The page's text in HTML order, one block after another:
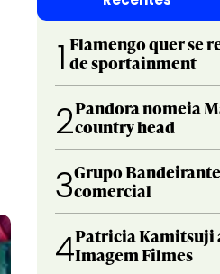
1 Flamengo quer se
de sportainment
2Pandora nomeia
country head
3Grupo
comercial
4Patricia Kamitsuji
Imagem Filmes